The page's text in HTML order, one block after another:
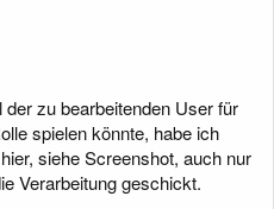
zu bearbeitenden User für
spielen könnte, habe ich
siehe Screenshot, auch nur
Verarbeitung geschickt.